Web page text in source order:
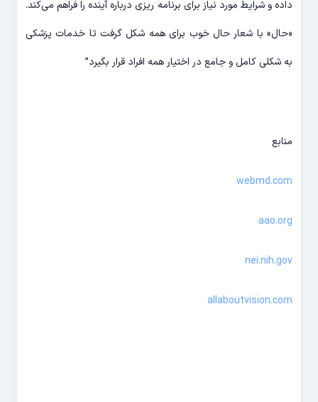
داده و شرایط مورد نیاز برای برنامه ریزی درباره آینده را فراهم می‌کند.
«حال» با شعار حال خوب برای همه شکل گرفت تا خدمات پزشکی
به شکلی کامل و جامع در اختیار همه افراد قرار بگیرد”
منابع
webmd.com
aao.org
nei.nih.gov
allaboutvision.com